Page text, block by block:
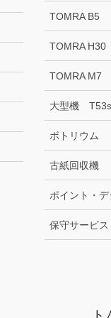
TOMRA B5
TOMRA H30
TOMRA M7
大型機
ボトリウム
古紙回収機
ポイント・
保守サービス
ト